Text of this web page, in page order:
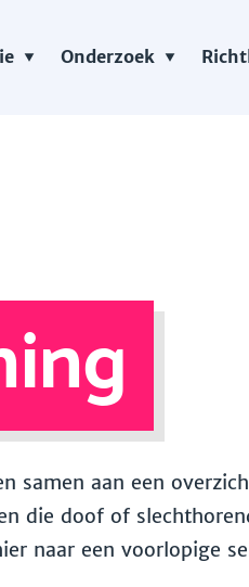
Onderzoek
samen aan een
die doof of
naar een voorlopige